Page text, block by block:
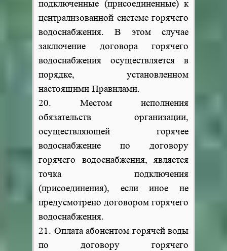
подключенные (присоединенные) к
централизованной системе горячего
водоснабжения. В этом случае
заключение договора горячего
водоснабжения осуществляется в
порядке, установленном
настоящими Правилами.
20. Местом исполнения
обязательств организации,
осуществляющей горячее
водоснабжение по договору
горячего водоснабжения, является
точка подключения
(присоединения), если иное не
предусмотрено договором горячего
водоснабжения.
21. Оплата абонентом горячей воды
по договору горячего